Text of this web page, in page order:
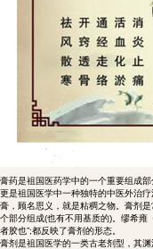
膏药是祖国医药学中的一个重要组成
更是祖国医学中一种独特的中医外治
膏，顾名思义，就是粘稠之物。膏剂
个部分组成(也有不用基质的)。缪希雍
者胶也”;都反映了膏剂的形态。
膏剂是祖国医学的一类古老剂型，其